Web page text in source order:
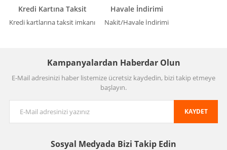
Kredi Kartına Taksit
Kredi kartlarına taksit imkanı
Havale İndirimi
Nakit/Havale İndirimi
Kampanyalardan Haberdar Olun
E-Mail adresinizi haber listemize ücretsiz kaydedin, bizi takip etmeye
başlayın.
KAYDET
Sosyal Medyada Bizi Takip Edin